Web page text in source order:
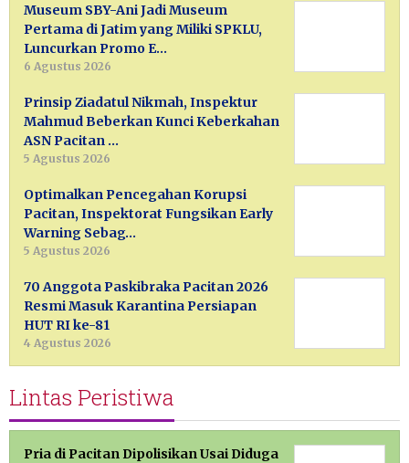
Museum SBY-Ani Jadi Museum
Pertama di Jatim yang Miliki SPKLU,
Luncurkan Promo E…
6 Agustus 2026
Prinsip Ziadatul Nikmah, Inspektur
Mahmud Beberkan Kunci Keberkahan
ASN Pacitan …
5 Agustus 2026
Optimalkan Pencegahan Korupsi
Pacitan, Inspektorat Fungsikan Early
Warning Sebag…
5 Agustus 2026
70 Anggota Paskibraka Pacitan 2026
Resmi Masuk Karantina Persiapan
HUT RI ke-81
4 Agustus 2026
Lintas Peristiwa
Pria di Pacitan Dipolisikan Usai Diduga